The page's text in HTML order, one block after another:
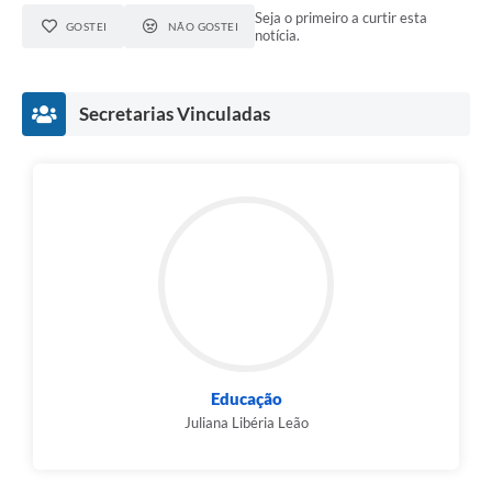
GOSTEI NÃO GOSTEI
Seja o primeiro a curtir esta
notícia.
Secretarias Vinculadas
Educação
Juliana Libéria Leão